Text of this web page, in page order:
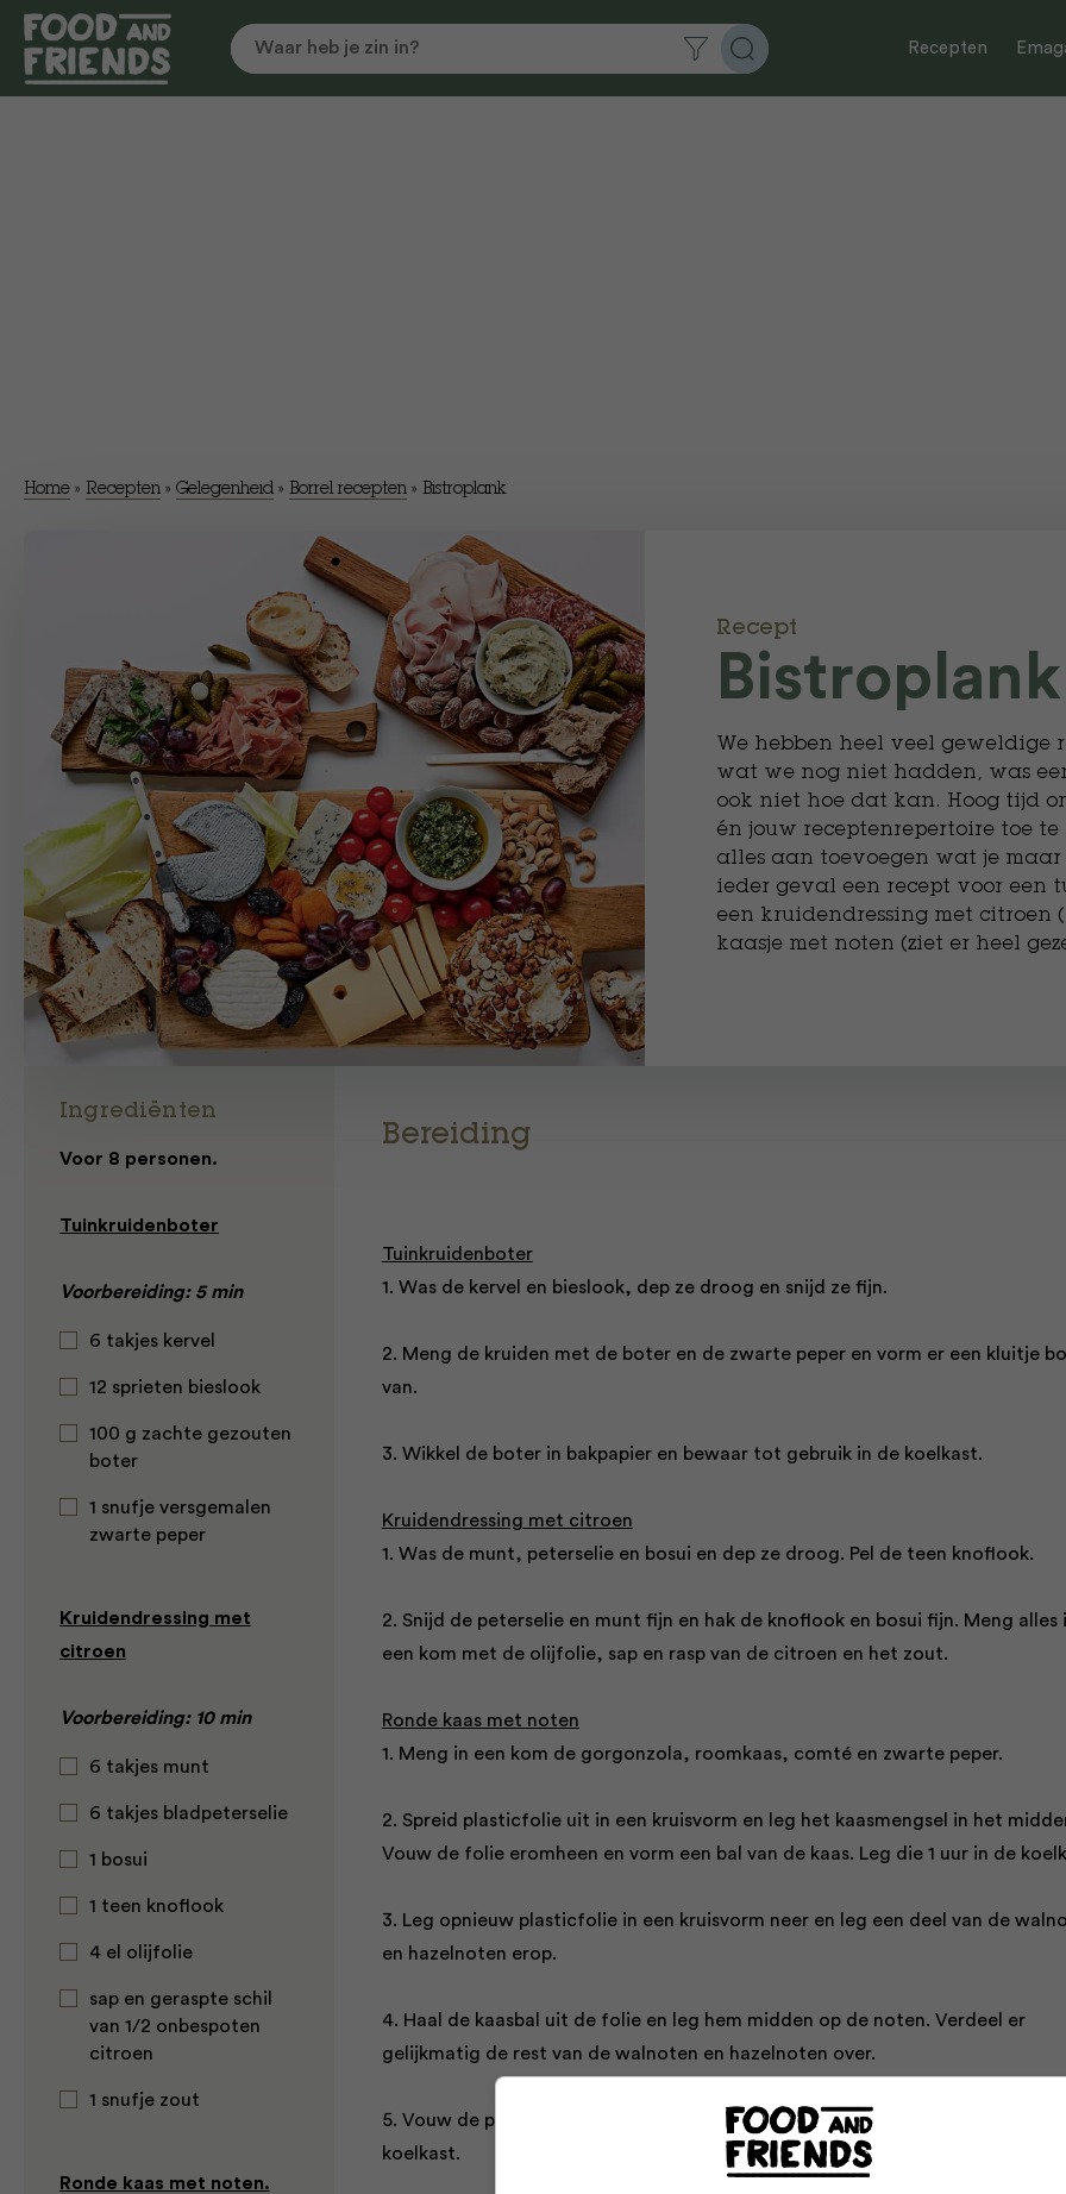
Recepten
Home » Recepten » Gelegenheid » Borrel recepten » Bistroplank
Recept
Bistroplank
We hebben heel veel geweldige
wat we nog niet hadden, was
ook niet hoe dat kan. Hoog tijd
én jouw receptenrepertoire toe
alles aan toevoegen wat je
ieder geval een recept voor een
een kruidendressing met
kaasje met noten (ziet er heel
Ingrediënten
Voor 8 personen.
Tuinkruidenboter
Voorbereiding: 5 min
6 takjes kervel
12 sprieten bieslook
100 g zachte gezouten
boter
1 snufje versgemalen
zwarte peper
Kruidendressing met
citroen
Voorbereiding: 10 min
6 takjes munt
6 takjes bladpeterselie
1 bosui
1 teen knoflook
4 el olijfolie
sap en geraspte schil
van 1/2 onbespoten
citroen
1 snufje zout
Ronde kaas met noten.
Bereiding
Tuinkruidenboter
1. Was de kervel en bieslook, dep ze droog en snijd ze fijn.
2. Meng de kruiden met de boter en de zwarte peper en vorm er een kluitje
van.
3. Wikkel de boter in bakpapier en bewaar tot gebruik in de koelkast.
Kruidendressing met citroen
1. Was de munt, peterselie en bosui en dep ze droog. Pel de teen knoflook.
2. Snijd de peterselie en munt fijn en hak de knoflook en bosui fijn. Meng alles
een kom met de olijfolie, sap en rasp van de citroen en het zout.
Ronde kaas met noten
1. Meng in een kom de gorgonzola, roomkaas, comté en zwarte peper.
2. Spreid plasticfolie uit in een kruisvorm en leg het kaasmengsel in het
Vouw de folie eromheen en vorm een bal van de kaas. Leg die 1 uur in de
3. Leg opnieuw plasticfolie in een kruisvorm neer en leg een deel van de
en hazelnoten erop.
4. Haal de kaasbal uit de folie en leg hem midden op de noten. Verdeel er
gelijkmatig de rest van de walnoten en hazelnoten over.
5. Vouw de plasticfolie dicht, vorm een bal en bewaar die tot gebruik in de
koelkast.